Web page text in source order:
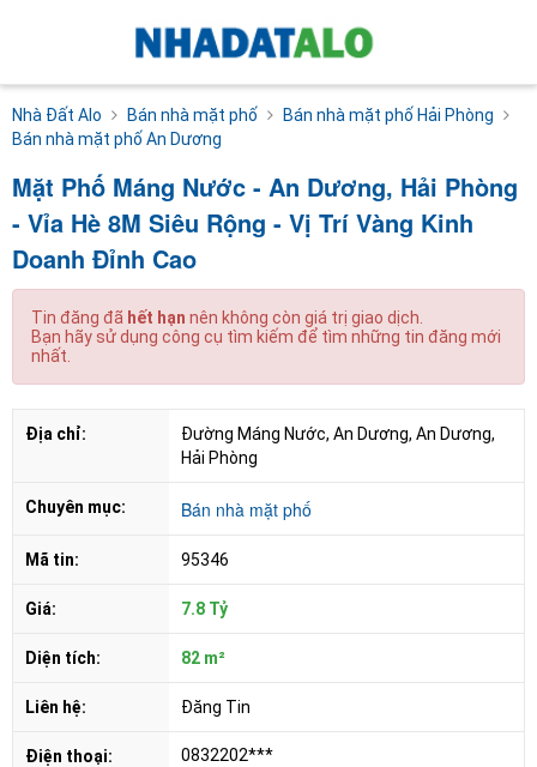
Nhà Đất Alo Bán nhà mặt phố
Bán nhà mặt phố Hải Phòng
Bán nhà mặt phố An Dương
Mặt Phố Máng Nước - An Dương, Hải Phòng
- Vỉa Hè 8M Siêu Rộng - Vị Trí Vàng Kinh
Doanh Đỉnh Cao
Tin đăng đã hết hạn nên không còn giá trị giao dịch.
Bạn hãy sử dụng công cụ tìm kiếm để tìm những tin đăng mới
nhất.
Địa chỉ:
Đường Máng Nước, An Dương, An Dương,
Hải Phòng
Chuyên mục: Bán nhà mặt phố
Mã tin: 95346
Giá: 7.8 Tỷ
Diện tích: 82 m²
Liên hệ: Đăng Tin
Điện thoại: 0832202***